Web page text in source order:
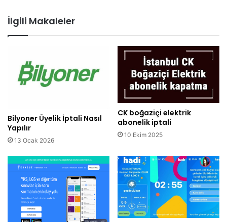
İlgili Makaleler
Bilyoner Üyelik İptali Nasıl
Yapılır
13 Ocak 2026
CK boğaziçi elektrik
abonelik iptali
10 Ekim 2025